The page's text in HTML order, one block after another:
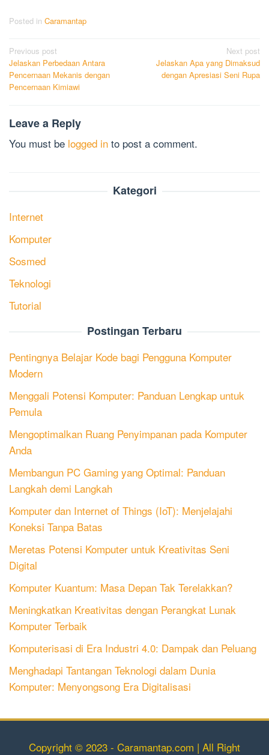
Posted in Caramantap
Post
navigation
Previous post
Jelaskan Perbedaan Antara
Pencernaan Mekanis dengan
Pencernaan Kimiawi
Next post
Jelaskan Apa yang Dimaksud
dengan Apresiasi Seni Rupa
Leave a Reply
You must be logged in to post a comment.
Kategori
Internet
Komputer
Sosmed
Teknologi
Tutorial
Postingan Terbaru
Pentingnya Belajar Kode bagi Pengguna Komputer
Modern
Menggali Potensi Komputer: Panduan Lengkap untuk
Pemula
Mengoptimalkan Ruang Penyimpanan pada Komputer
Anda
Membangun PC Gaming yang Optimal: Panduan
Langkah demi Langkah
Komputer dan Internet of Things (IoT): Menjelajahi
Koneksi Tanpa Batas
Meretas Potensi Komputer untuk Kreativitas Seni
Digital
Komputer Kuantum: Masa Depan Tak Terelakkan?
Meningkatkan Kreativitas dengan Perangkat Lunak
Komputer Terbaik
Komputerisasi di Era Industri 4.0: Dampak dan Peluang
Menghadapi Tantangan Teknologi dalam Dunia
Komputer: Menyongsong Era Digitalisasi
Copyright © 2023 - Caramantap.com | All Right